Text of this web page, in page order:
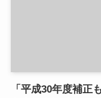
「平成30年度補正